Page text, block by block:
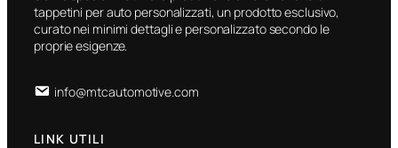
tappetini per auto personalizzati, un prodotto esclusivo,
curato nei minimi dettagli e personalizzato secondo le
proprie esigenze.
info@mtcautomotive.com
LINK UTILI